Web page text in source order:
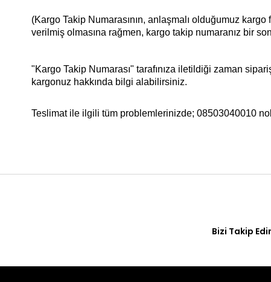
(Kargo Takip Numarasının, anlaşmalı olduğumuz
verilmiş olmasına rağmen, kargo takip numaranız bir
"Kargo Takip Numarası" tarafınıza iletildiği zaman
kargonuz hakkında bilgi alabilirsiniz.
Teslimat ile ilgili tüm problemlerinizde; 08503040010
Bizi Takip